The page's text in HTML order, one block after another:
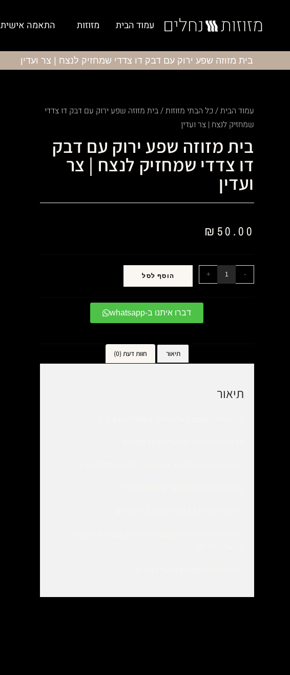
עמוד הבית מזוזות התאמה אישית
בית מזוזה שפע ירוק עם דבק דו צדדי שמחזיק לנצח | צר ועדין
עמוד הבית/ כל הבתי מזוזות/ בית מזוזה שפע ירוק עם דבק דו צדדי
שמחזיק לנצח | צר ועדין
בית מזוזה שפע ירוק עם דבק
דו צדדי שמחזיק לנצח | צר
ועדין
₪ 50.00
-
+ הוסף לסל
דברו איתנו ב-whatsapp
תיאור חוות דעת (0)
תיאור